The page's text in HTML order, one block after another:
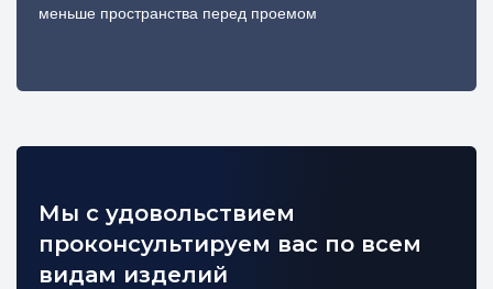
меньше пространства перед проемом
Мы с удовольствием
проконсультируем вас по всем
видам изделий